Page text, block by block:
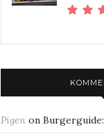
Pigen on